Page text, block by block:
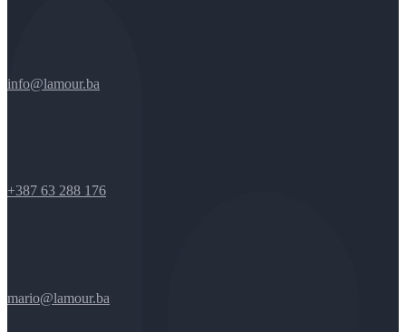
info@lamour.ba
+387 63 288 176
mario@lamour.ba